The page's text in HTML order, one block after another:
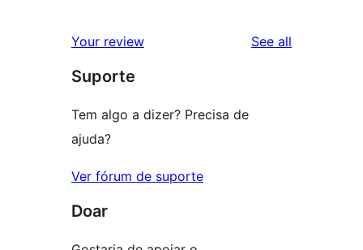
Your review See all
Suporte
Tem algo a dizer? Precisa de
ajuda?
Ver fórum de suporte
Doar